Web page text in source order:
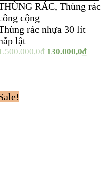
RÁC, Thùng rác
cộng
rác nhựa 30 lít
lật
₫ 130.000,0₫